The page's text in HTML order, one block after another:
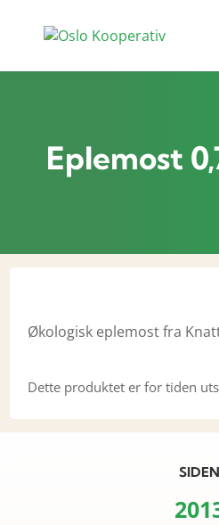
Eplemost
Økologisk eplemost fra
Dette produktet er for tiden
SIDEN